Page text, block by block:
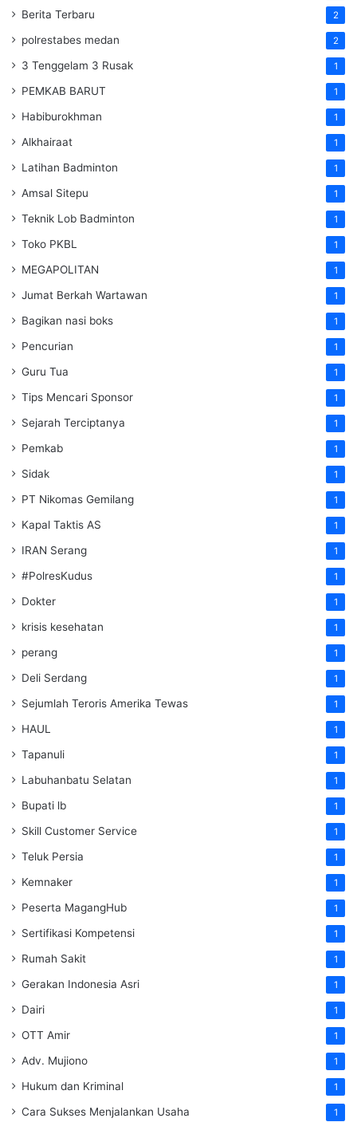
Berita Terbaru 2
polrestabes medan 2
3 Tenggelam 3 Rusak 1
PEMKAB BARUT 1
Habiburokhman 1
Alkhairaat 1
Latihan Badminton 1
Amsal Sitepu 1
Teknik Lob Badminton 1
Toko PKBL 1
MEGAPOLITAN 1
Jumat Berkah Wartawan 1
Bagikan nasi boks 1
Pencurian 1
Guru Tua 1
Tips Mencari Sponsor 1
Sejarah Terciptanya 1
Pemkab 1
Sidak 1
PT Nikomas Gemilang 1
Kapal Taktis AS 1
IRAN Serang 1
#PolresKudus 1
Dokter 1
krisis kesehatan 1
perang 1
Deli Serdang 1
Sejumlah Teroris Amerika Tewas 1
HAUL 1
Tapanuli 1
Labuhanbatu Selatan 1
Bupati lb 1
Skill Customer Service 1
Teluk Persia 1
Kemnaker 1
Peserta MagangHub 1
Sertifikasi Kompetensi 1
Rumah Sakit 1
Gerakan Indonesia Asri 1
Dairi 1
OTT Amir 1
Adv. Mujiono 1
Hukum dan Kriminal 1
Cara Sukses Menjalankan Usaha 1